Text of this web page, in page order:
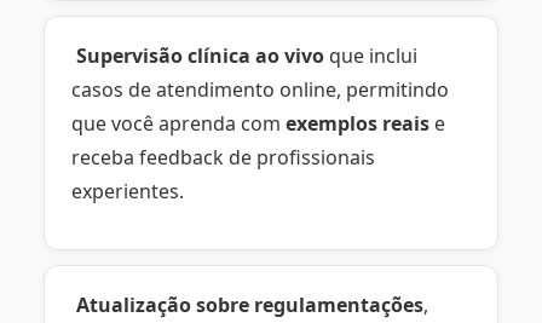
Supervisão clínica ao vivo que inclui
casos de atendimento online, permitindo
que você aprenda com exemplos reais e
receba feedback de profissionais
experientes.
Atualização sobre regulamentações,